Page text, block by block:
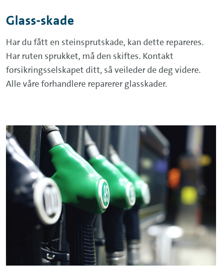
Glass-skade
Har du fått en steinsprutskade, kan dette repareres.
Har ruten sprukket, må den skiftes. Kontakt
forsikringsselskapet ditt, så veileder de deg videre.
Alle våre forhandlere reparerer glasskader.